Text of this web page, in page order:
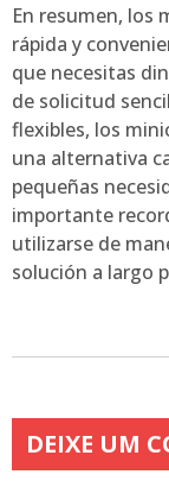
En resumen, los
rápida y
que necesitas
de solicitud
flexibles, los
una alternativa
pequeñas
importante
utilizarse de
solución a largo
DEIXE UM